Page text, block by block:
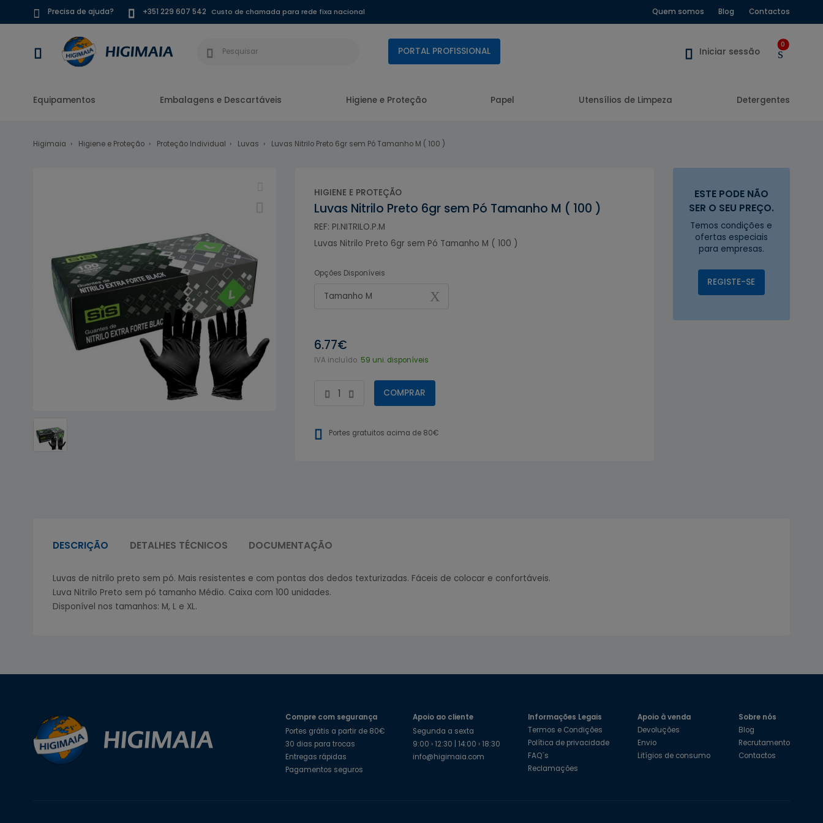
Precisa de ajuda? +351 229 607 542 Custo de chamada para rede fixa nacional Quem somos Blog Contactos
PORTAL PROFISSIONAL Iniciar sessão
0
Equipamentos Embalagens e Descartáveis Higiene e Proteção Papel Utensílios de Limpeza Detergentes
Higimaia Higiene e Proteção Proteção Individual Luvas Luvas Nitrilo Preto 6gr sem Pó Tamanho M ( 100 )
HIGIENE E PROTEÇÃO
Luvas Nitrilo Preto 6gr sem Pó Tamanho M ( 100 )
REF: PI.NITRILO.P.M
Luvas Nitrilo Preto 6gr sem Pó Tamanho M ( 100 )
Opções Disponíveis
Tamanho M
6.77€
IVA incluído. 59 uni. disponíveis
COMPRAR
Portes gratuitos acima de 80€
ESTE PODE NÃO
SER O SEU PREÇO.
Temos condições e
ofertas especiais
para empresas.
REGISTE-SE
DESCRIÇÃO DETALHES TÉCNICOS DOCUMENTAÇÃO
Luvas de nitrilo preto sem pó. Mais resistentes e com pontas dos dedos texturizadas. Fáceis de colocar e confortáveis.
Luva Nitrilo Preto sem pó tamanho Médio. Caixa com 100 unidades.
Disponível nos tamanhos: M, L e XL.
Compre com segurança
Portes grátis a partir de 80€
30 dias para trocas
Entregas rápidas
Pagamentos seguros
Apoio ao cliente
Segunda a sexta
9:00 › 12:30 | 14:00 › 18:30
info@higimaia.com
Informações Legais
Termos e Condições
Política de privacidade
FAQ´s
Reclamações
Apoio à venda
Devoluções
Envio
Litígios de consumo
Sobre nós
Blog
Recrutamento
Contactos